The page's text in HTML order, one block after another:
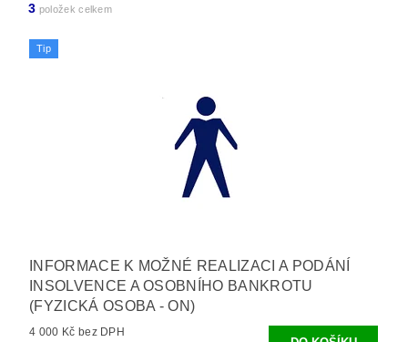
3 položek celkem
Tip
INFORMACE K MOŽNÉ REALIZACI A PODÁNÍ
INSOLVENCE A OSOBNÍHO BANKROTU
(FYZICKÁ OSOBA - ON)
4 000 Kč bez DPH